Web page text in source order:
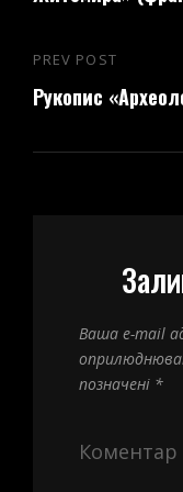
Previous
Post
PREV POST
Рукопис
Ваша e-mail
позначені *
Коментар